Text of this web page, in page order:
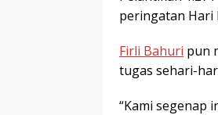
peringatan Hari
Firli Bahuri pun
tugas sehari-
“Kami segenap